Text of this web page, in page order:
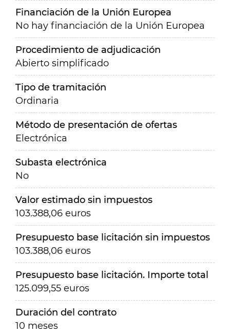
Financiación de la Unión Europea
No hay financiación de la Unión Europea
Procedimiento de adjudicación
Abierto simplificado
Tipo de tramitación
Ordinaria
Método de presentación de ofertas
Electrónica
Subasta electrónica
No
Valor estimado sin impuestos
103.388,06 euros
Presupuesto base licitación sin impuestos
103.388,06 euros
Presupuesto base licitación. Importe total
125.099,55 euros
Duración del contrato
10 meses